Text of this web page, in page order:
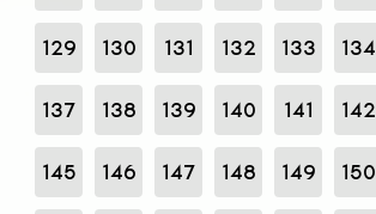
129 130 131 132 133 134
137 138 139 140 141 142
145 146 147 148 149 150